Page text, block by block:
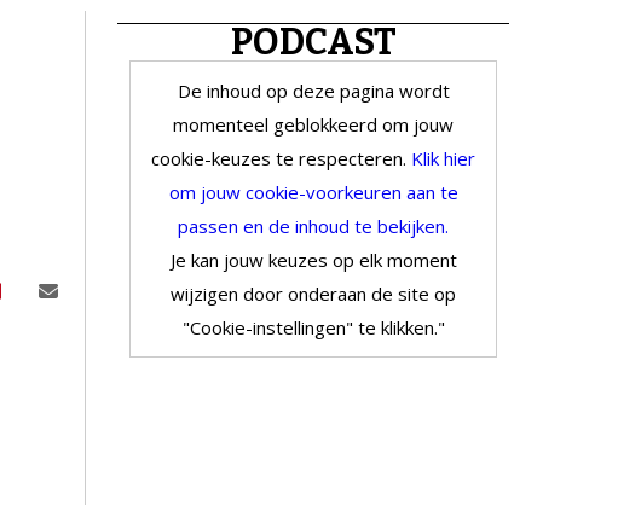
PODCAST
De inhoud op deze pagina wordt
momenteel geblokkeerd om jouw
cookie-keuzes te respecteren. Klik hier
om jouw cookie-voorkeuren aan te
passen en de inhoud te bekijken.
Je kan jouw keuzes op elk moment
wijzigen door onderaan de site op
"Cookie-instellingen" te klikken."